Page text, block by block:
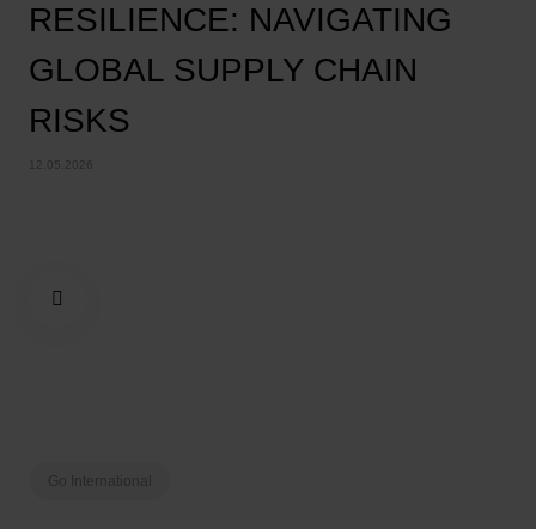
RESILIENCE: NAVIGATING
GLOBAL SUPPLY CHAIN
RISKS
12.05.2026
Go International